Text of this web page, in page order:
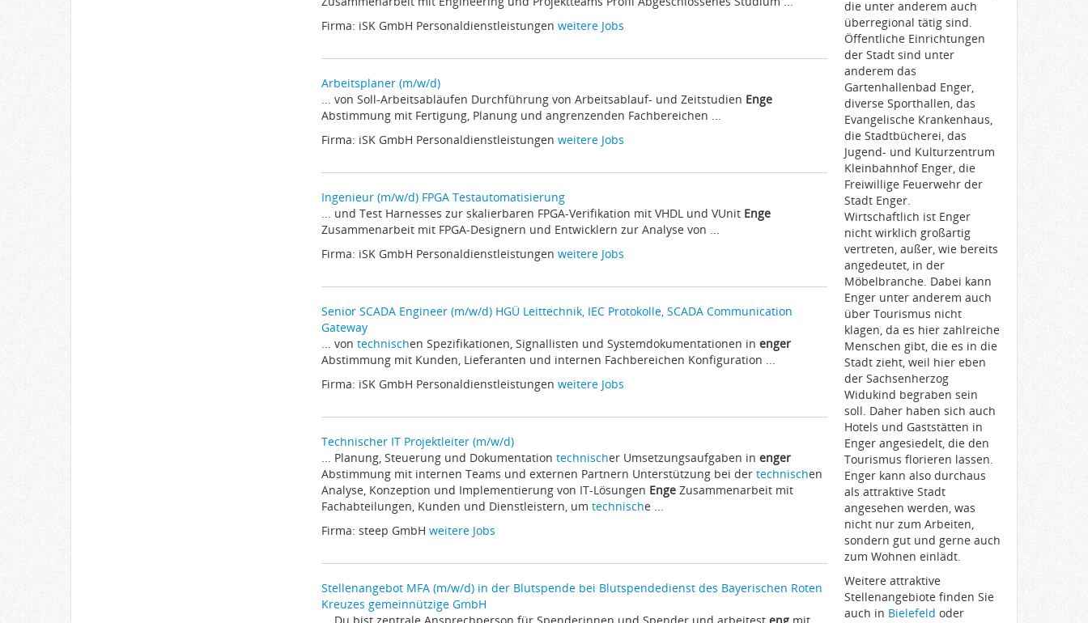
Firma: iSK GmbH Personaldienstleistungen weitere Jobs
Arbeitsplaner (m/w/d)
... von Soll-Arbeitsabläufen Durchführung von Arbeitsablauf- und Zeitstudien Enge
Abstimmung mit Fertigung, Planung und angrenzenden Fachbereichen ...
Firma: iSK GmbH Personaldienstleistungen weitere Jobs
Ingenieur (m/w/d) FPGA Testautomatisierung
... und Test Harnesses zur skalierbaren FPGA-Verifikation mit VHDL und VUnit Enge
Zusammenarbeit mit FPGA-Designern und Entwicklern zur Analyse von ...
Firma: iSK GmbH Personaldienstleistungen weitere Jobs
Senior SCADA Engineer (m/w/d) HGÜ Leittechnik, IEC Protokolle, SCADA Communication
Gateway
... von technischen Spezifikationen, Signallisten und Systemdokumentationen in enger
Abstimmung mit Kunden, Lieferanten und internen Fachbereichen Konfiguration ...
Firma: iSK GmbH Personaldienstleistungen weitere Jobs
Technischer IT Projektleiter (m/w/d)
... Planung, Steuerung und Dokumentation technischer Umsetzungsaufgaben in enger
Abstimmung mit internen Teams und externen Partnern Unterstützung bei der technischen
Analyse, Konzeption und Implementierung von IT-Lösungen EngeZusammenarbeit mit
Fachabteilungen, Kunden und Dienstleistern, um technische ...
Firma: steep GmbH weitere Jobs
Stellenangebot MFA (m/w/d) in der Blutspende bei Blutspendedienst des Bayerischen Roten
Kreuzes gemeinnützige GmbH
die unter anderem auch
überregional tätig sind.
Öffentliche Einrichtungen
der Stadt sind unter
anderem das
Gartenhallenbad Enger,
diverse Sporthallen, das
Evangelische Krankenhaus,
die Stadtbücherei, das
Jugend- und Kulturzentrum
Kleinbahnhof Enger, die
Freiwillige Feuerwehr der
Stadt Enger.
Wirtschaftlich ist Enger
nicht wirklich großartig
vertreten, außer, wie bereits
angedeutet, in der
Möbelbranche. Dabei kann
Enger unter anderem auch
über Tourismus nicht
klagen, da es hier zahlreiche
Menschen gibt, die es in die
Stadt zieht, weil hier eben
der Sachsenherzog
Widukind begraben sein
soll. Daher haben sich auch
Hotels und Gaststätten in
Enger angesiedelt, die den
Tourismus florieren lassen.
Enger kann also durchaus
als attraktive Stadt
angesehen werden, was
nicht nur zum Arbeiten,
sondern gut und gerne auch
zum Wohnen einlädt.
Weitere attraktive
Stellenangebiote finden Sie
auch in Bielefeld oder